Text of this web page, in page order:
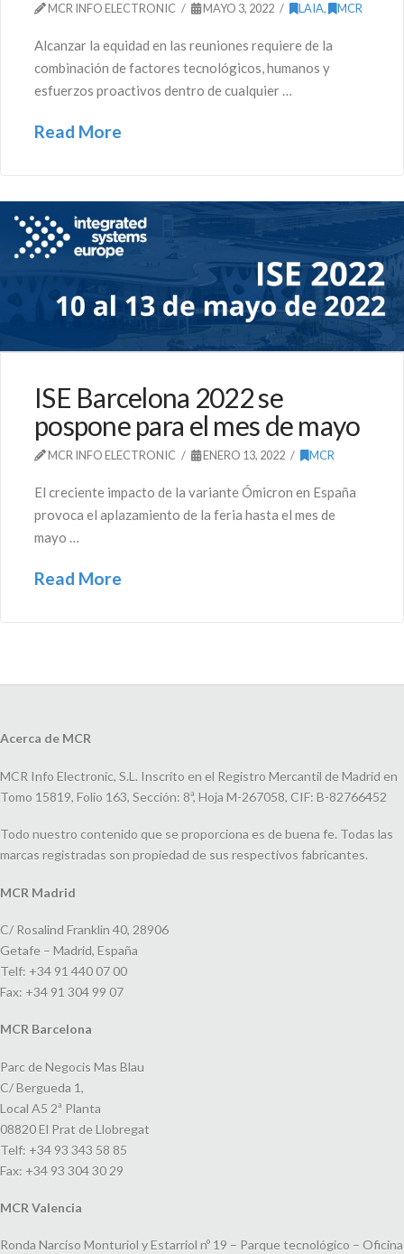
MCR INFO ELECTRONIC MAYO 3, 2022 LAIA, MCR
Alcanzar la equidad en las reuniones requiere de la
combinación de factores tecnológicos, humanos y
esfuerzos proactivos dentro de cualquier …
Read More
ISE Barcelona 2022 se
pospone para el mes de mayo
MCR INFO ELECTRONIC ENERO 13, 2022 MCR
El creciente impacto de la variante Ómicron en España
provoca el aplazamiento de la feria hasta el mes de
mayo …
Read More
Acerca de MCR
MCR Info Electronic, S.L. Inscrito en el Registro Mercantil de Madrid en
Tomo 15819, Folio 163, Sección: 8ª, Hoja M-267058, CIF: B-82766452
Todo nuestro contenido que se proporciona es de buena fe. Todas las
marcas registradas son propiedad de sus respectivos fabricantes.
MCR Madrid
C/ Rosalind Franklin 40, 28906
Getafe – Madrid, España
Telf: +34 91 440 07 00
Fax: +34 91 304 99 07
MCR Barcelona
Parc de Negocis Mas Blau
C/ Bergueda 1,
Local A5 2ª Planta
08820 El Prat de Llobregat
Telf: +34 93 343 58 85
Fax: +34 93 304 30 29
MCR Valencia
Ronda Narciso Monturiol y Estarriol nº 19 – Parque tecnológico – Oficina